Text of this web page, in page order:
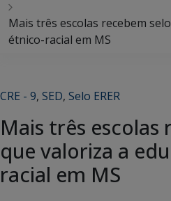
Mais três escolas recebem
étnico-racial em MS
CRE - 9, SED, Selo ERER
Mais três escolas
que valoriza a
racial em MS